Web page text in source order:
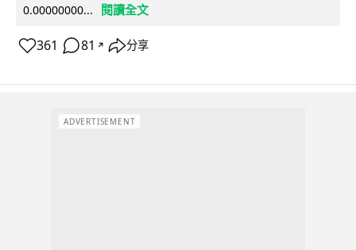
0.00000000...
閱讀全文
361 81 ↗ 分享
ADVERTISEMENT